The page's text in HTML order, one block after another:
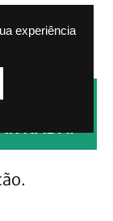
experiência
era a
NOTÍCIAS
NADA.